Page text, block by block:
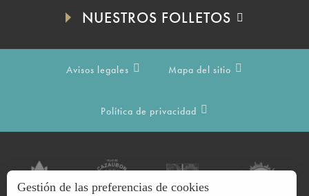
NUESTROS FOLLETOS
Avisos legales Mapa del sitio
Política de privacidad
Gestión de las preferencias de cookies